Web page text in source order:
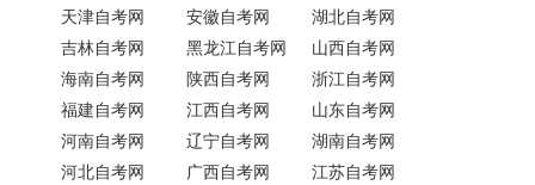
天津自考网
安徽自考网
湖北自考网
吉林自考网
黑龙江自考网
山西自考网
海南自考网
陕西自考网
浙江自考网
福建自考网
江西自考网
山东自考网
河南自考网
辽宁自考网
湖南自考网
河北自考网
广西自考网
江苏自考网